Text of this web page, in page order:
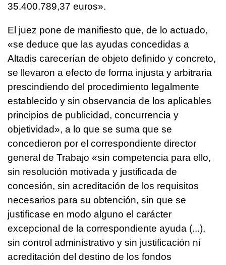
35.400.789,37 euros».
El juez pone de manifiesto que, de lo actuado,
«se deduce que las ayudas concedidas a
Altadis carecerían de objeto definido y concreto,
se llevaron a efecto de forma injusta y arbitraria
prescindiendo del procedimiento legalmente
establecido y sin observancia de los aplicables
principios de publicidad, concurrencia y
objetividad», a lo que se suma que se
concedieron por el correspondiente director
general de Trabajo «sin competencia para ello,
sin resolución motivada y justificada de
concesión, sin acreditación de los requisitos
necesarios para su obtención, sin que se
justificase en modo alguno el carácter
excepcional de la correspondiente ayuda (...),
sin control administrativo y sin justificación ni
acreditación del destino de los fondos